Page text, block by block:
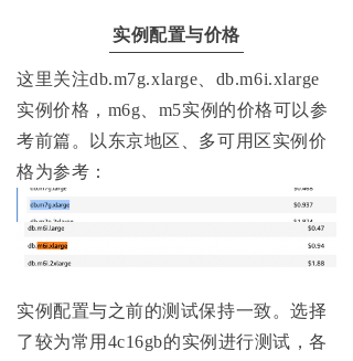
实例配置与价格
这里关注db.m7g.xlarge、db.m6i.xlarge
实例价格，m6g、m5实例的价格可以参
考前篇。以东京地区、多可用区实例价
格为参考：
实例配置与之前的测试保持一致。选择
了较为常用4c16gb的实例进行测试，各